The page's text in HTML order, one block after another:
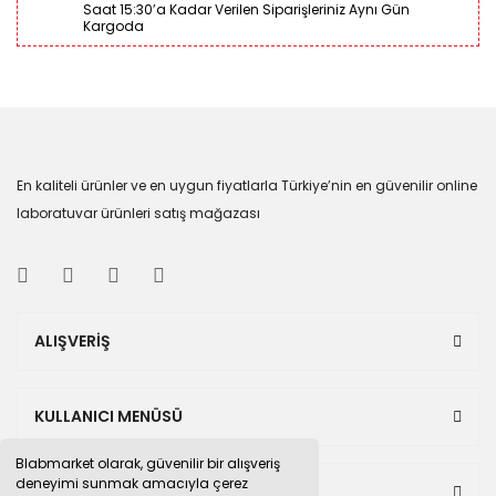
Blabmarket olarak, güvenilir bir alışveriş
deneyimi sunmak amacıyla çerez
P24335.333
Yuvarlak 11 mm
Saat 15:30’a Kadar Verilen Siparişleriniz Aynı Gün
Kargoda
En kaliteli ürünler ve en uygun fiyatlarla Türkiye’nin en güvenilir online
laboratuvar ürünleri satış mağazası
ALIŞVERİŞ
KULLANICI MENÜSÜ
BULUNDUĞUMUZ PAZAR YERLERİ